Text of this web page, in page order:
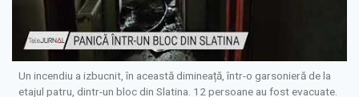
Un incendiu a izbucnit, în această dimineață, într-o garsonieră de la
etajul patru, dintr-un bloc din Slatina. 12 persoane au fost evacuate.